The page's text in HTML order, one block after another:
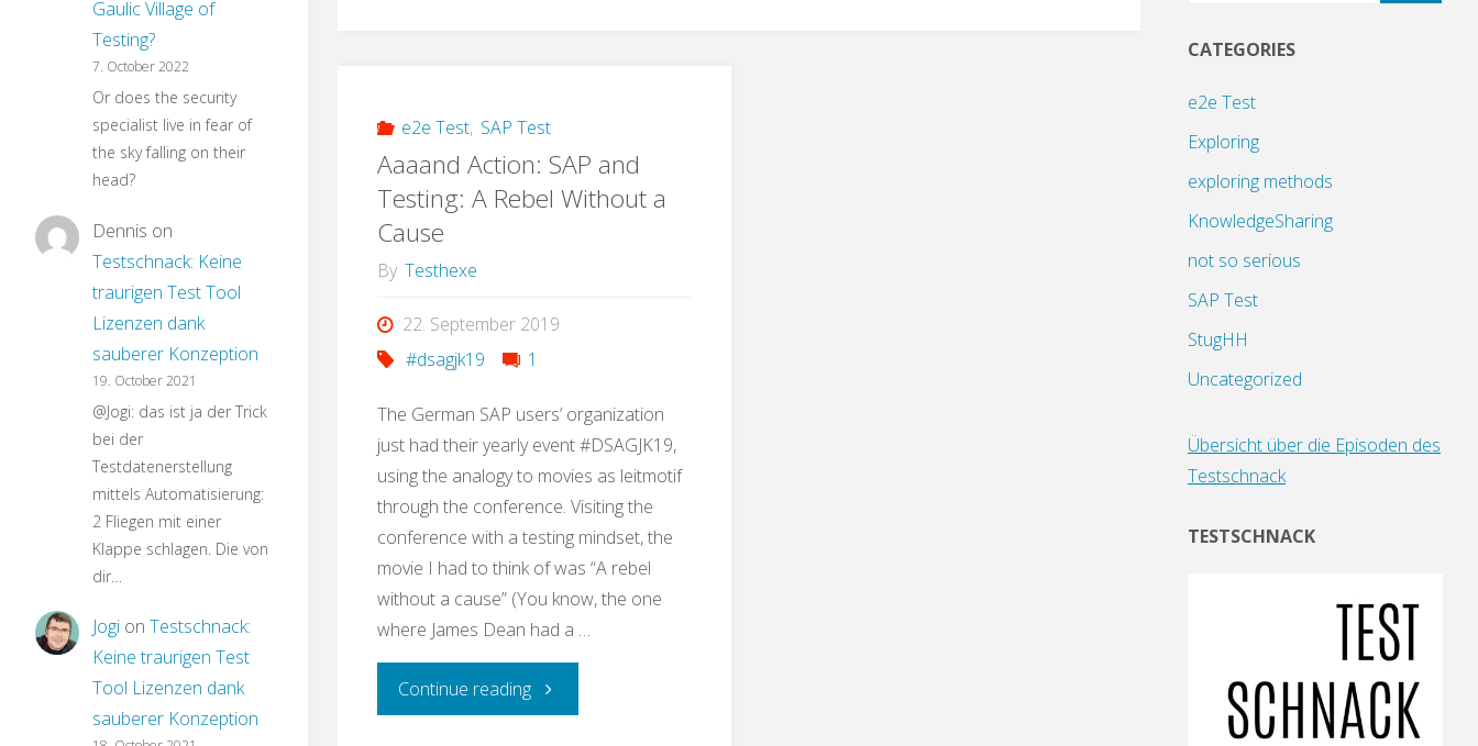
e2e Test, SAP Test
Aaaand Action: SAP and
Testing: A Rebel Without a
Cause
By Testhexe
22. September 2019
#dsagjk19
1
The German SAP users’ organization
just had their yearly event #DSAGJK19,
using the analogy to movies as leitmotif
through the conference. Visiting the
conference with a testing mindset, the
movie I had to think of was “A rebel
without a cause” (You know, the one
where James Dean had a …
Continue reading"Aaaand
Gaulic Village of
Testing?
7. October 2022
Or does the security
specialist live in fear of
the sky falling on their
head?
Dennis on
Testschnack: Keine
traurigen Test Tool
Lizenzen dank
sauberer Konzeption
19. October 2021
@Jogi: das ist ja der Trick
bei der
Testdatenerstellung
mittels Automatisierung:
2 Fliegen mit einer
Klappe schlagen. Die von
dir…
Jogi on Testschnack:
Keine traurigen Test
Tool Lizenzen dank
sauberer Konzeption
CATEGORIES
e2e Test
Exploring
exploring methods
KnowledgeSharing
not so serious
SAP Test
StugHH
Uncategorized
Übersicht über die Episoden des
Testschnack
TESTSCHNACK